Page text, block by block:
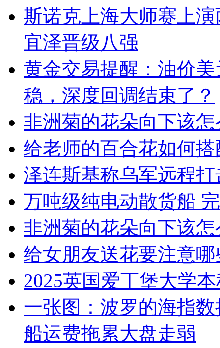
斯诺克上海大师赛上
宜泽晋级八强
黄金交易提醒：油价
稳，深度回调结束了？
非洲菊的花朵向下该
给老师的百合花如何
泽连斯基称乌军远程
万吨级纯电动散货船
非洲菊的花朵向下该
给女朋友送花要注意
2025英国爱丁堡大学
一张图：波罗的海指
船运费拖累大盘走弱